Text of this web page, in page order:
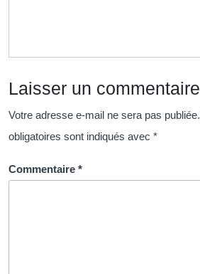
Laisser un commentaire
Votre adresse e-mail ne sera pas publiée.
obligatoires sont indiqués avec *
Commentaire *